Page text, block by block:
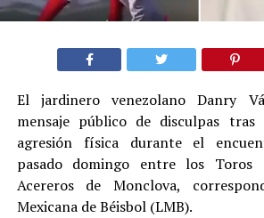
El jardinero venezolano Danry
mensaje público de disculpas
agresión física durante el
pasado domingo entre los
Acereros de Monclova,
Mexicana de Béisbol (LMB).